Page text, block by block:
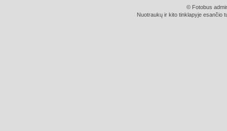
© Fotobus
Nuotraukų ir kito tinklapyje esančio